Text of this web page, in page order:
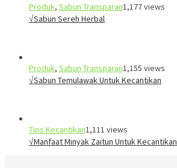
Produk, Sabun Transparan1,177 views
√Sabun Sereh Herbal
Produk, Sabun Transparan1,155 views
√Sabun Temulawak Untuk Kecantikan
Tips Kecantikan1,111 views
√Manfaat Minyak Zaitun Untuk Kecantikan